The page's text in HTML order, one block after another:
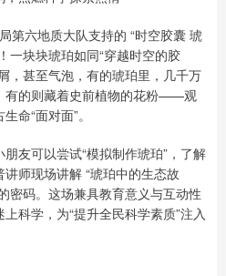
第六地质大队支持的 “时空胶囊 琥
一块块琥珀如同“穿越时空的胶
，甚至气泡，有的琥珀里，几千万
有的则藏着史前植物的花粉——观
命“面对面”。
友可以尝试“模拟制作琥珀”，了解
师现场讲解 “琥珀中的生态故
密码。这场兼具教育意义与互动性
科学，为“提升全民科学素质”注入